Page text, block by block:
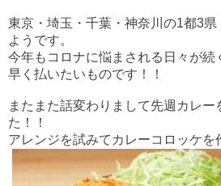
東京・埼玉・千葉・神奈川の1都3
ようです。
今年もコロナに悩まされる日々が続
早く払いたいものです！！
またまた話変わりまして先週カレー
た！！
アレンジを試みてカレーコロッケを